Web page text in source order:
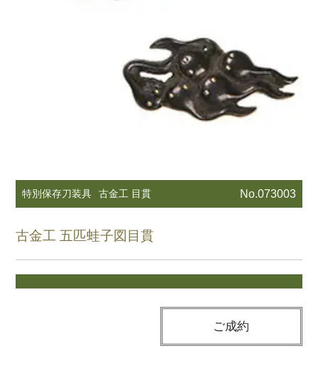
特別保存刀装具 古金工 目貫 No.073003
古金工 五匹蛙子図目貫
ご成約